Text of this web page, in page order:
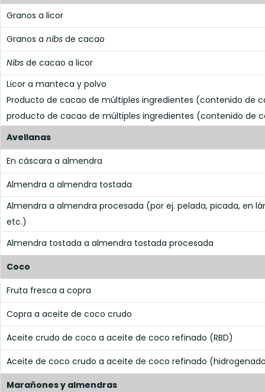
Granos a licor
Granos a nibs de cacao
Nibs de cacao a licor
Licor a manteca y polvo
Producto de cacao de múltiples ingredientes (contenido de
producto de cacao de múltiples ingredientes (contenido de
Avellanas
En cáscara a almendra
Almendra a almendra tostada
Almendra a almendra procesada (por ej. pelada, picada, en
etc.)
Almendra tostada a almendra tostada procesada
Coco
Fruta fresca a copra
Copra a aceite de coco crudo
Aceite crudo de coco a aceite de coco refinado (RBD)
Aceite de coco crudo a aceite de coco refinado
Marañones y almendras